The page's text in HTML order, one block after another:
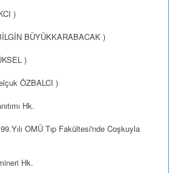
)
BÜYÜKKARABACAK )
)
ÖZBALCI )
Hk.
OMÜ Tıp Fakültesi'nde Coşkuyla
Hk.